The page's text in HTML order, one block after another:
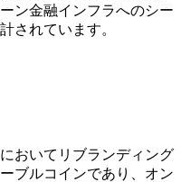
ン金融インフラへのシー
されています。
おいてリブランディング
ブルコインであり、オン